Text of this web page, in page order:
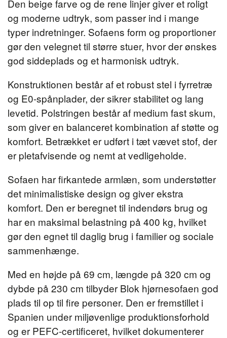
Den beige farve og de rene linjer giver et roligt
og moderne udtryk, som passer ind i mange
typer indretninger. Sofaens form og proportioner
gør den velegnet til større stuer, hvor der ønskes
god siddeplads og et harmonisk udtryk.
Konstruktionen består af et robust stel i fyrretræ
og E0-spånplader, der sikrer stabilitet og lang
levetid. Polstringen består af medium fast skum,
som giver en balanceret kombination af støtte og
komfort. Betrækket er udført i tæt vævet stof, der
er pletafvisende og nemt at vedligeholde.
Sofaen har firkantede armlæn, som understøtter
det minimalistiske design og giver ekstra
komfort. Den er beregnet til indendørs brug og
har en maksimal belastning på 400 kg, hvilket
gør den egnet til daglig brug i familier og sociale
sammenhænge.
Med en højde på 69 cm, længde på 320 cm og
dybde på 230 cm tilbyder Blok hjørnesofaen god
plads til op til fire personer. Den er fremstillet i
Spanien under miljøvenlige produktionsforhold
og er PEFC-certificeret, hvilket dokumenterer